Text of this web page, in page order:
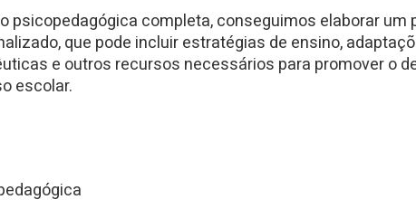
psicopedagógica completa, conseguimos elaborar um
que pode incluir estratégias de ensino,
e outros recursos necessários para promover o
escolar.